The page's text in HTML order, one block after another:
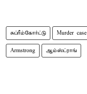
சுப்ரீம்கோர்ட்டு Murder case
Armstrong ஆம்ஸ்ட்ராங்